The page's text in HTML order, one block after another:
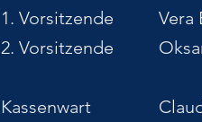
1. Vorsitzende Vera
2. Vorsitzende
Kassenwart